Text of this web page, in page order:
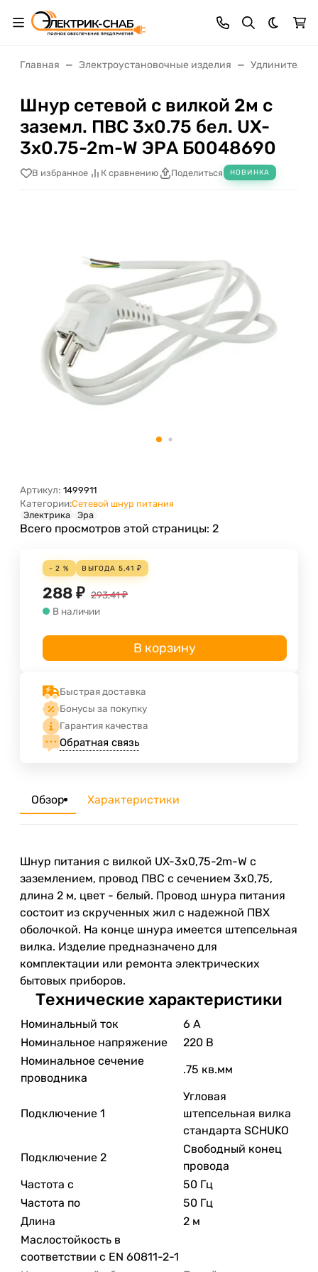
Темная
Главная Электроустановочные изделия Удлинители,
Шнур сетевой с вилкой 2м с
заземл. ПВС 3х0.75 бел. UX-
3x0.75-2m-W ЭРА Б0048690
В избранное К сравнению Поделиться НОВИНКА
Артикул: 1499911
Категории:Сетевой шнур питания
Электрика
Эра
Всего просмотров этой страницы: 2
- 2 % ВЫГОДА 5,41 ₽
288 ₽ 293,41₽
В наличии
В корзину
Быстрая доставка
Бонусы за покупку
Гарантия качества
Обратная связь
Обзор Характеристики
Шнур питания с вилкой UX-3x0,75-2m-W с
заземлением, провод ПВС с сечением 3х0,75,
длина 2 м, цвет - белый. Провод шнура питания
состоит из скрученных жил с надежной ПВХ
оболочкой. На конце шнура имеется штепсельная
вилка. Изделие предназначено для
комплектации или ремонта электрических
бытовых приборов.
Технические характеристики
Номинальный ток
6 А
Номинальное напряжение
220 В
Номинальное сечение
проводника
.75 кв.мм
Подключение 1
Угловая
штепсельная вилка
стандарта SCHUKO
Подключение 2
Свободный конец
провода
Частота с
50 Гц
Частота по
50 Гц
Длина
2 м
Маслостойкость в
соответствии с EN 60811-2-1